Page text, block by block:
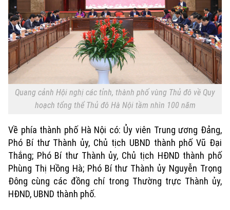
Quang cảnh Hội nghị các tỉnh, thành phố vùng Thủ đô về Quy
hoạch tổng thể Thủ đô Hà Nội tầm nhìn 100 năm
Về phía thành phố Hà Nội có: Ủy viên Trung ương Đảng,
Phó Bí thư Thành ủy, Chủ tịch UBND thành phố Vũ Đại
Thắng; Phó Bí thư Thành ủy, Chủ tịch HĐND thành phố
Phùng Thị Hồng Hà; Phó Bí thư Thành ủy Nguyễn Trọng
Đông cùng các đồng chí trong Thường trực Thành ủy,
HĐND, UBND thành phố.